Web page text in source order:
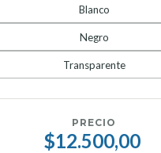
Blanco
Negro
Transparente
PRECIO
$12.500,00